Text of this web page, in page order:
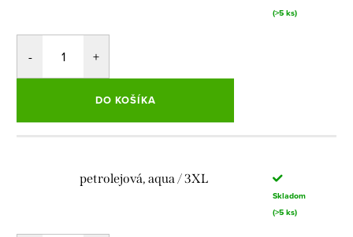
(>5 ks)
DO KOŠÍKA
petrolejová, aqua / 3XL
Skladom
(>5 ks)